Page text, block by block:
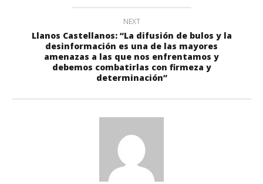
NEXT
Llanos Castellanos: “La difusión de bulos y la
desinformación es una de las mayores
amenazas a las que nos enfrentamos y
debemos combatirlas con firmeza y
determinación”